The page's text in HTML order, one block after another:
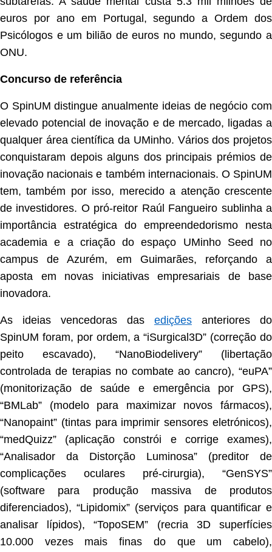
euros por ano em Portugal, segundo a Ordem dos
Psicólogos e um bilião de euros no mundo, segundo a
ONU.
Concurso de referência
O SpinUM distingue anualmente ideias de negócio com
elevado potencial de inovação e de mercado, ligadas a
qualquer área científica da UMinho. Vários dos projetos
conquistaram depois alguns dos principais prémios de
inovação nacionaise também internacionais. O SpinUM
tem, também por isso, merecido a atenção crescente
de investidores. O pró-reitor Raúl Fangueiro sublinha a
importância estratégica do empreendedorismo nesta
academia e a criação do espaço UMinho Seed no
campus de Azurém, em Guimarães, reforçando a
aposta em novas iniciativas empresariais de base
inovadora.
As ideias vencedoras das edições anteriores do
SpinUM foram, por ordem, a “iSurgical3D” (correção do
peito escavado), “NanoBiodelivery” (libertação
controlada de terapias no combate ao cancro), “euPA”
(monitorização de saúde e emergência por GPS),
“BMLab” (modelo para maximizar novos fármacos),
“Nanopaint” (tintas para imprimir sensores eletrónicos),
“medQuizz” (aplicação constrói e corrige exames),
“Analisador da Distorção Luminosa” (preditor de
complicações oculares pré-cirurgia), “GenSYS”
(software para produção massiva de produtos
diferenciados), “Lipidomix” (serviços para quantificar e
analisar lípidos), “TopoSEM” (recria 3D superfícies
10.000 vezes mais finas do que um cabelo),